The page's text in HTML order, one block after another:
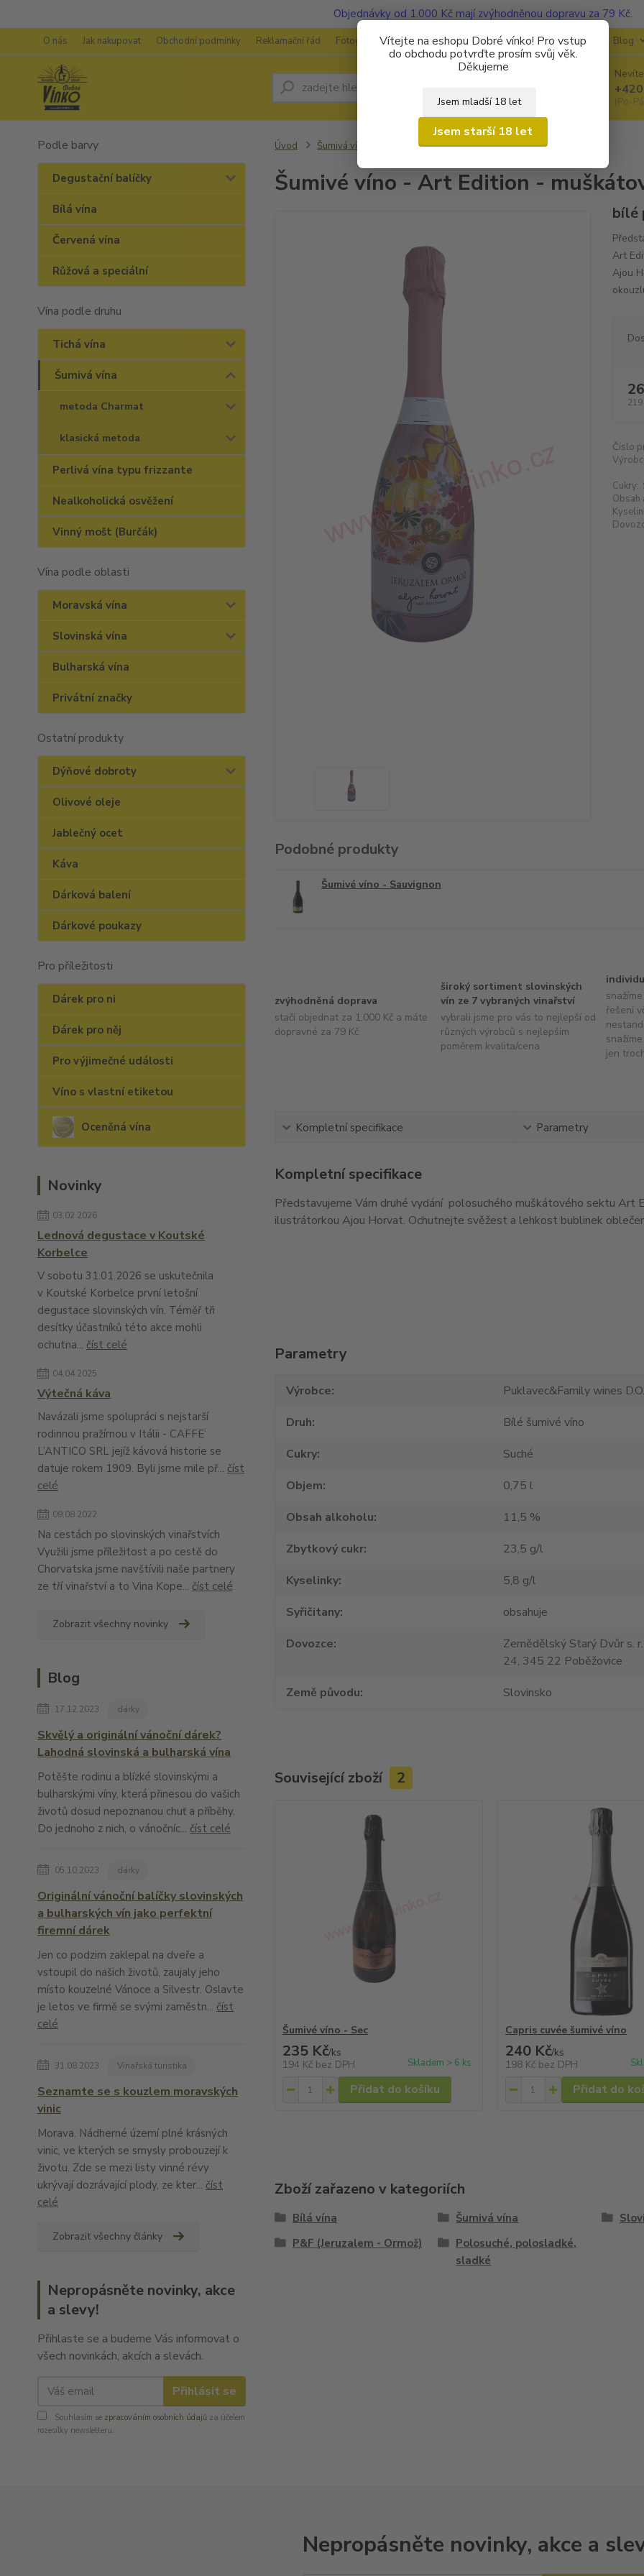
Objednávky od 1.000 Kč mají zvýhodněnou dopravu za 79 Kč.
Vítejte na eshopu Dobré vínko! Pro vstup
do obchodu potvrďte prosím svůj věk.
Děkujeme
Jsem mladší 18 let
Jsem starší 18 let
O nás Jak nakupovat Obchodní podmínky Reklamační řád Fotogalerie Kontakty Ochrana soukromí O vinařstvích Blog
(Po-
Podle barvy
Degustační balíčky
Bílá vína
Červená vína
Růžová a speciální
Vína podle druhu
Tichá vína
Šumivá vína
metoda Charmat
klasická metoda
Perlivá vína typu frizzante
Nealkoholická osvěžení
Vinný mošt (Burčák)
Vína podle oblasti
Moravská vína
Slovinská vína
Bulharská vína
Privátní značky
Ostatní produkty
Dýňové dobroty
Olivové oleje
Jablečný ocet
Káva
Dárková balení
Dárkové poukazy
Pro příležitosti
Dárek pro ni
Dárek pro něj
Pro výjimečné události
Víno s vlastní etiketou
Oceněná vína
Novinky
03.02.2026
Lednová degustace v Koutské
Korbelce
V sobotu 31.01.2026 se uskutečnila
v Koutské Korbelce první letošní
degustace slovinských vín. Téměř tři
desítky účastníků této akce mohli
ochutna... číst celé
04.04.2025
Výtečná káva
Navázali jsme spolupráci s nejstarší
rodinnou pražírnou v Itálii - CAFFE’
L’ANTICO SRL jejíž kávová historie se
datuje rokem 1909. Byli jsme mile př... číst
celé
09.08.2022
Na cestách po slovinských vinařstvích
Využili jsme příležitost a po cestě do
Chorvatska jsme navštívili naše partnery
ze tří vinařství a to Vina Kope... číst celé
Zobrazit všechny novinky
Blog
17.12.2023 dárky
Skvělý a originální vánoční dárek?
Lahodná slovinská a bulharská vína
Potěšte rodinu a blízké slovinskými a
bulharskými víny, která přinesou do vašich
životů dosud nepoznanou chuť a příběhy.
Do jednoho z nich, o vánočníc... číst celé
05.10.2023 dárky
Originální vánoční balíčky slovinských
a bulharských vín jako perfektní
firemní dárek
Jen co podzim zaklepal na dveře a
vstoupil do našich životů, zaujaly jeho
místo kouzelné Vánoce a Silvestr. Oslavte
je letos ve firmě se svými zaměstn... číst
celé
31.08.2023 Vinařská turistika
Seznamte se s kouzlem moravských
vinic
Morava. Nádherné území plné krásných
vinic, ve kterých se smysly probouzejí k
životu. Zde se mezi listy vinné révy
ukrývají dozrávající plody, ze kter... číst
celé
Zobrazit všechny články
Nepropásněte novinky, akce
a slevy!
Přihlaste se a budeme Vás informovat o
všech novinkách, akcích a slevách.
Přihlásit se
Souhlasím se zpracováním osobních údajů za účelem
rozesílky newsletteru.
Úvod Šumivá vína Šumivé víno - Art Edition - muškátový sekt
Šumivé víno - Art Edition -
bílé
Art
Ajou
219
Číslo
Cukry:
Obsah
Podobné produkty
Šumivé víno - Sauvignon
zvýhodněná doprava
stačí objednat za 1.000 Kč a máte
dopravné za 79 Kč
široký sortiment slovinských
vín ze 7 vybraných vinařství
vybrali jsme pro vás to nejlepší od
různých výrobců s nejlepším
poměrem kvalita/cena
řešení
jen
Kompletní specifikace Parametry
Kompletní specifikace
Představujeme Vám druhé vydání polosuchého muškátového sektu Art
ilustrátorkou Ajou Horvat. Ochutnejte svěžest a lehkost bublinek
Parametry
Výrobce
Puklavec&Family wines
Druh
Bílé šumivé víno
Cukry
Suché
Objem
0,75 l
Obsah alkoholu
11,5 %
Zbytkový cukr
23,5 g/l
Kyselinky
5,8 g/l
Syřičitany
obsahuje
Dovozce
Zemědělský Starý Dvůr s.
24, 345 22 Poběžovice
Země původu
Slovinsko
Související zboží 2
Šumivé víno - Sec
235 Kč/ks
194 Kč bez DPH Skladem > 6 ks
Přidat do košíku
Capris cuvée šumivé víno
240 Kč/ks
198 Kč bez DPH
Přidat do
Zboží zařazeno v kategoriích
Bílá vína Šumivá vína
P&F (Jeruzalem - Ormož)
Polosuché, polosladké,
sladké
Nepropásněte novinky, akce a